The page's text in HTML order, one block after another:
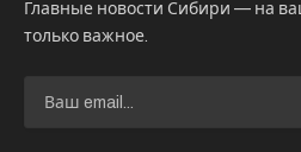
Главные новости Сибири — на
только важное.